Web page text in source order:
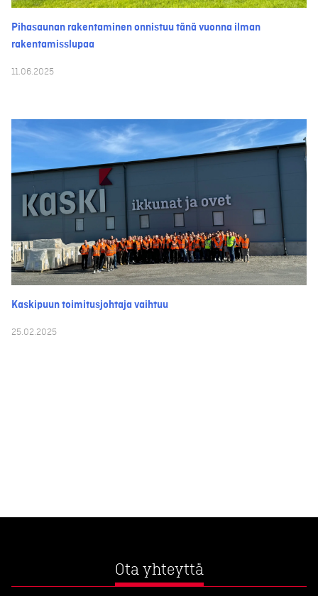
Pihasaunan rakentaminen onnistuu tänä vuonna ilman
rakentamisslupaa
11.06.2025
Kaskipuun toimitusjohtaja vaihtuu
25.02.2025
Ota yhteyttä